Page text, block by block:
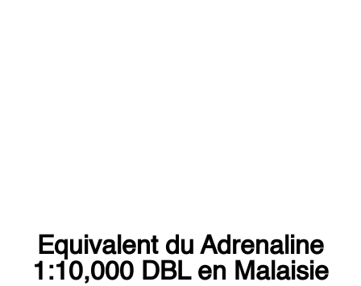
Equivalent du Adrenaline
1:10,000 DBLen Malaisie